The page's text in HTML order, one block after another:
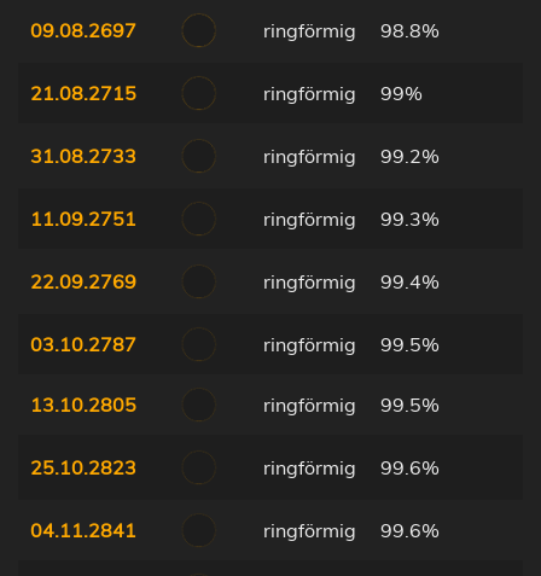
09.08.2697 ringförmig 98.8%
21.08.2715 ringförmig 99%
31.08.2733 ringförmig 99.2%
11.09.2751 ringförmig 99.3%
22.09.2769 ringförmig 99.4%
03.10.2787 ringförmig 99.5%
13.10.2805 ringförmig 99.5%
25.10.2823 ringförmig 99.6%
04.11.2841 ringförmig 99.6%